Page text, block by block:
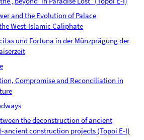
and the Evolution of Palace
West-Islamic Caliphate
und Fortuna in der Münzprägung der
Compromise and Reconciliation in
the deconstruction of ancient
ancient construction projects (Topoi E-I)